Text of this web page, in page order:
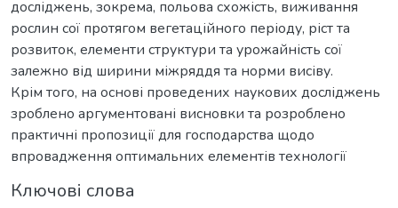
досліджень, зокрема, польова схожість, виживання
рослин сої протягом вегетаційного періоду, ріст та
розвиток, елементи структури та урожайність сої
залежно від ширини міжряддя та норми висіву.
Крім того, на основі проведених наукових досліджень
зроблено аргументовані висновки та розроблено
практичні пропозиції для господарства щодо
впровадження оптимальних елементів технології
Ключові слова